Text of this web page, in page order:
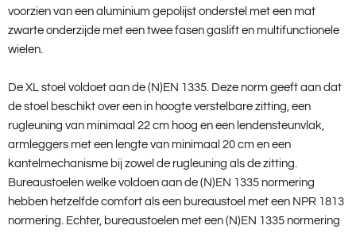
voorzien van een aluminium gepolijst onderstel met een mat
zwarte onderzijde met een twee fasen gaslift en multifunctionele
wielen.
De XL stoel voldoet aan de (N)EN 1335. Deze norm geeft aan dat
de stoel beschikt over een in hoogte verstelbare zitting, een
rugleuning van minimaal 22 cm hoog en een lendensteunvlak,
armleggers met een lengte van minimaal 20 cm en een
kantelmechanisme bij zowel de rugleuning als de zitting.
Bureaustoelen welke voldoen aan de (N)EN 1335 normering
hebben hetzelfde comfort als een bureaustoel met een NPR 1813
normering. Echter, bureaustoelen met een (N)EN 1335 normering